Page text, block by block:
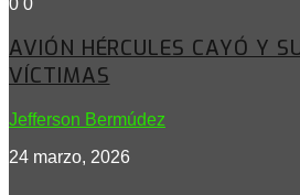
AVIÓN HÉRCULES CAYÓ Y
VÍCTIMAS
Jefferson Bermúdez
24 marzo, 2026